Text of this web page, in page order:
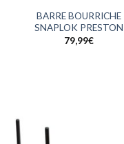
BARRE BOURRICHE
SNAPLOK PRESTON
79,99€